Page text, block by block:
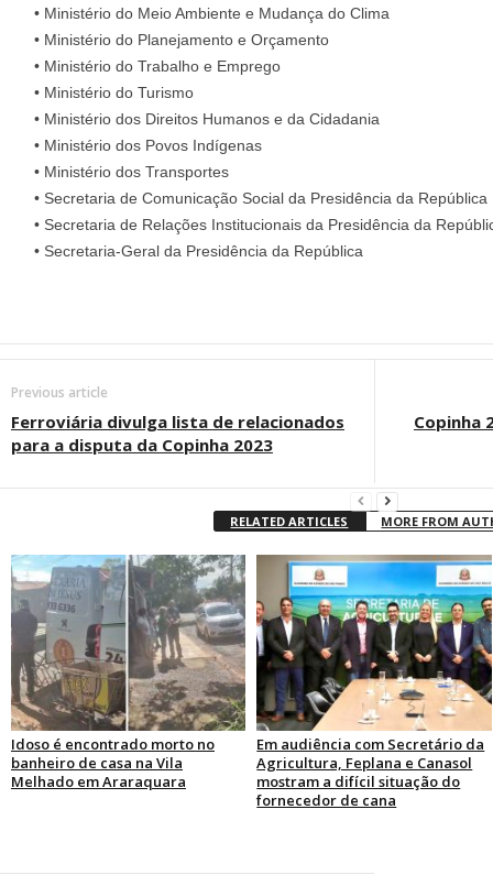
• Ministério do Meio Ambiente e Mudança do Clima
• Ministério do Planejamento e Orçamento
• Ministério do Trabalho e Emprego
• Ministério do Turismo
• Ministério dos Direitos Humanos e da Cidadania
• Ministério dos Povos Indígenas
• Ministério dos Transportes
• Secretaria de Comunicação Social da Presidência da República
• Secretaria de Relações Institucionais da Presidência da
• Secretaria-Geral da Presidência da República
Previous article
Ferroviária divulga lista de relacionados
para a disputa da Copinha 2023
Copinha
RELATED ARTICLES MORE FROM
Idoso é encontrado morto no
banheiro de casa na Vila
Melhado em Araraquara
Em audiência com Secretário da
Agricultura, Feplana e Canasol
mostram a difícil situação do
fornecedor de cana